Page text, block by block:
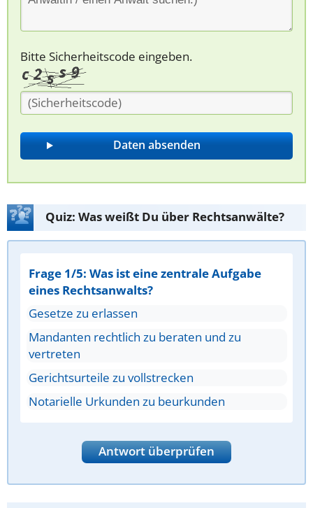
Bitte Sicherheitscode eingeben.
Quiz: Was weißt Du über Rechtsanwälte?
Frage 1/5: Was ist eine zentrale Aufgabe
eines Rechtsanwalts?
Gesetze zu erlassen
Mandanten rechtlich zu beraten und zu
vertreten
Gerichtsurteile zu vollstrecken
Notarielle Urkunden zu beurkunden
Antwort überprüfen